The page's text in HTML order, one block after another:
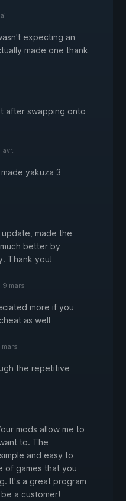
expecting an
made one thank
after swapping onto
avr.
yakuza 3
made the
better by
Thank you!
9 mars
more if you
as well
mars
the repetitive
mods allow me to
to. The
and easy to
of games that you
It's a great program
a customer!